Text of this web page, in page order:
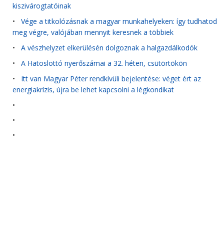
kiszivárogtatóinak
• Vége a titkolózásnak a magyar munkahelyeken: így tudhatod
meg végre, valójában mennyit keresnek a többiek
• A vészhelyzet elkerülésén dolgoznak a halgazdálkodók
• A Hatoslottó nyerőszámai a 32. héten, csütörtökön
• Itt van Magyar Péter rendkívüli bejelentése: véget ért az
energiakrízis, újra be lehet kapcsolni a légkondikat
•
•
•